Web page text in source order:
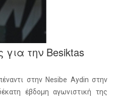
για την Besiktas
στην Nesibe Aydin στην
έβδομη αγωνιστική της